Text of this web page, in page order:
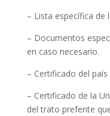
– Lista específica
– Documentos
en caso necesario.
– Certificado del
– Certificado de la
del trato prefente